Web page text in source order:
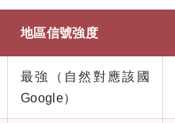
地區信號強度
最強（自然對應該國
Google）